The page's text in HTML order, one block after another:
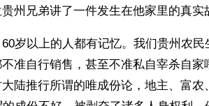
贵州兄弟讲了一件发生在他家里的真实
岁以上的人都有记忆。我们贵州农
准自行销售，甚至不准私自宰杀自家
陆推行所谓的唯成份论，地主、富